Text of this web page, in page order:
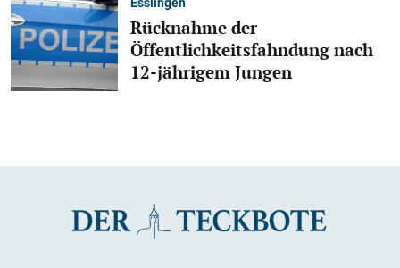
Rücknahme der
Öffentlichkeitsfahndung nach
12-jährigem Jungen